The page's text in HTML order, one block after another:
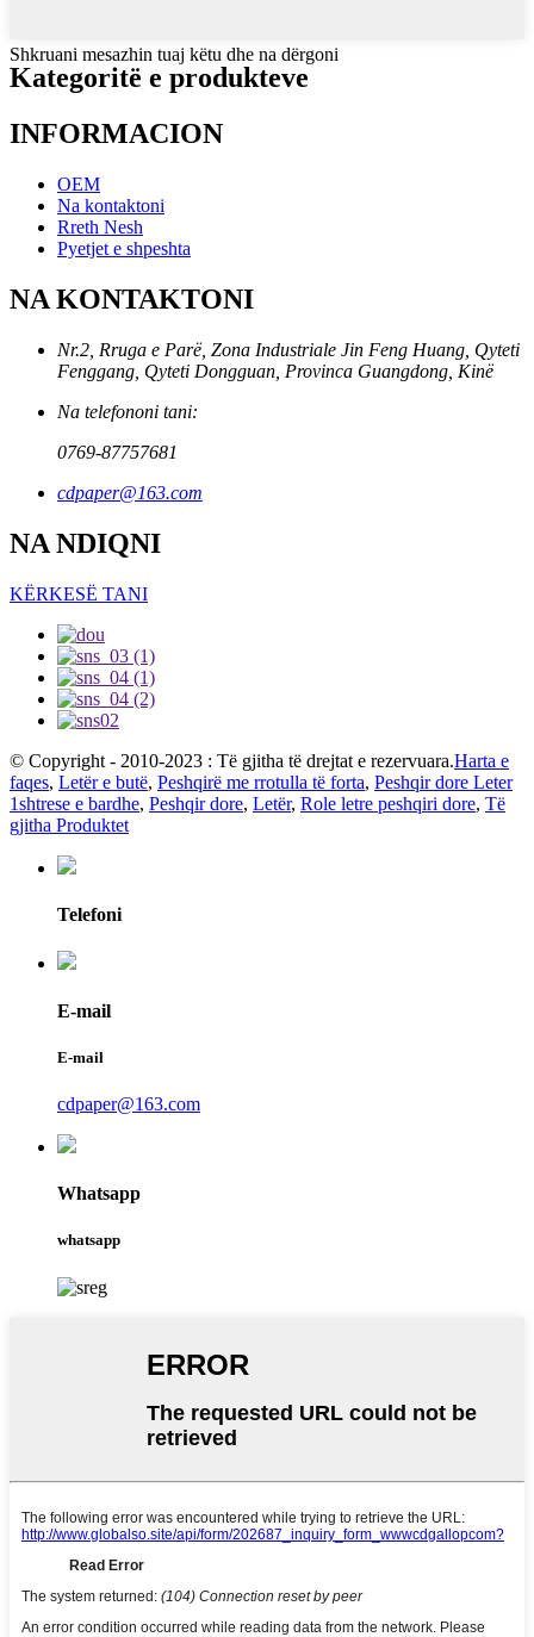
Shkruani mesazhin tuaj këtu dhe na dërgoni
Kategoritë e produkteve
INFORMACION
OEM
Na kontaktoni
Rreth Nesh
Pyetjet e shpeshta
NA KONTAKTONI
Nr.2, Rruga e Parë, Zona Industriale Jin Feng Huang, Qyteti
Fenggang, Qyteti Dongguan, Provinca Guangdong, Kinë
Na telefononi tani:
0769-87757681
cdpaper@163.com
NA NDIQNI
KËRKESË TANI
© Copyright - 2010-2023 : Të gjitha të drejtat e rezervuara.Harta e
faqes, Letër e butë, Peshqirë me rrotulla të forta, Peshqir dore Leter
1shtrese e bardhe, Peshqir dore, Letër, Role letre peshqiri dore, Të
gjitha Produktet
Telefoni
E-mail
E-mail
cdpaper@163.com
Whatsapp
whatsapp